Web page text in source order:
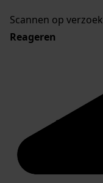
Scannen op verzoek
Reageren